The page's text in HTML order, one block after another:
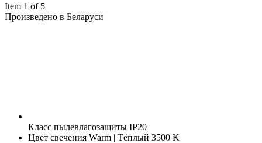
Item 1 of 5
Произведено в Беларуси
Класс пылевлагозащиты IP20
Цвет свечения Warm | Тёплый 3500 K